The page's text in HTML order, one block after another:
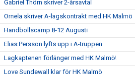
Gabriel Thörn skriver 2-årsavtal
Ornela skriver A-lagskontrakt med HK Malmö
Handbollscamp 8-12 Augusti
Elias Persson lyfts upp i A-truppen
Lagkaptenen förlänger med HK Malmö!
Love Sundewall klar för HK Malmö